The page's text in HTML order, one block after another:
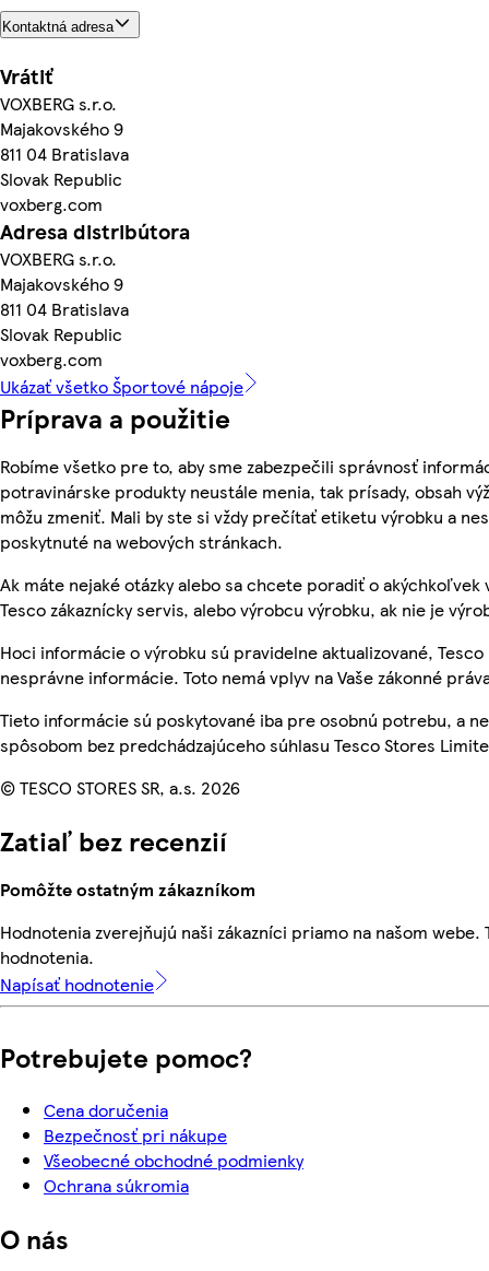
Kontaktná adresa
Vrátiť
VOXBERG s.r.o.
Majakovského 9
811 04 Bratislava
Slovak Republic
voxberg.com
Adresa distribútora
VOXBERG s.r.o.
Majakovského 9
811 04 Bratislava
Slovak Republic
voxberg.com
Ukázať všetko Športové nápoje
Príprava a použitie
Robíme všetko pre to, aby sme zabezpečili správnosť
potravinárske produkty neustále menia, tak prísady, obsah
môžu zmeniť. Mali by ste si vždy prečítať etiketu výrobku a
poskytnuté na webových stránkach.
Ak máte nejaké otázky alebo sa chcete poradiť o akýchkoľvek
Tesco zákaznícky servis, alebo výrobcu výrobku, ak nie je
Hoci informácie o výrobku sú pravidelne aktualizované,
nesprávne informácie. Toto nemá vplyv na Vaše zákonné
Tieto informácie sú poskytované iba pre osobnú potrebu, a
spôsobom bez predchádzajúceho súhlasu Tesco Stores
© TESCO STORES SR, a.s. 2026
Zatiaľ bez recenzií
Pomôžte ostatným zákazníkom
Hodnotenia zverejňujú naši zákazníci priamo na našom
hodnotenia.
Napísať hodnotenie
Potrebujete pomoc?
Cena doručenia
Bezpečnosť pri nákupe
Všeobecné obchodné podmienky
Ochrana súkromia
O nás